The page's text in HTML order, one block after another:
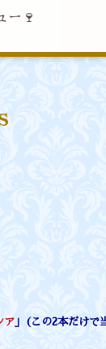
ー🍷
ア 」(この2本だけで